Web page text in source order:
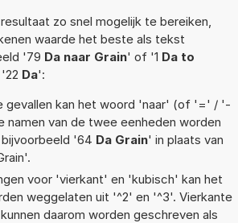
zo snel mogelijk te bereiken,
waarde het beste als tekst
'79 Da naar Grain' of '1 Da to
Da':
gevallen kan het woord 'naar' (of '=' / '-
namen van de twee eenheden worden
'64 Da Grain' in plaats van
voor 'vierkant' en 'kubisch' kan het
weggelaten uit '^2' en '^3'. Vierkante
daarom worden geschreven als